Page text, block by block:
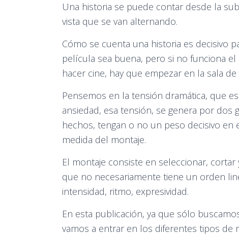
Una historia se puede contar desde la
vista que se van alternando.
Cómo se cuenta una historia es decisivo
película sea buena, pero si no funciona
hacer cine, hay que empezar en la sala de
Pensemos en la tensión dramática, que
ansiedad, esa tensión, se genera por
hechos, tengan o no un peso decisivo
medida del montaje.
El montaje consiste en seleccionar,
que no necesariamente tiene un orden
intensidad, ritmo, expresividad.
En esta publicación, ya que sólo
vamos a entrar en los diferentes tipos